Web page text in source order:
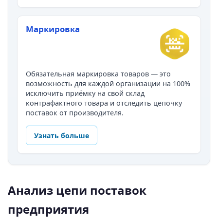
Маркировка
Обязательная маркировка товаров — это
возможность для каждой организации на 100%
исключить приёмку на свой склад
контрафактного товара и отследить цепочку
поставок от производителя.
Узнать больше
Анализ цепи поставок
предприятия